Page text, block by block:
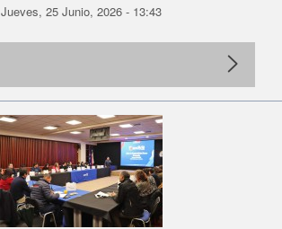
Jueves, 25 Junio, 2026 - 13:43